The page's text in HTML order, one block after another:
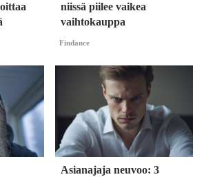
niissä piilee vaikea
vaihtokauppa
Findance
Asianajaja neuvoo: 3